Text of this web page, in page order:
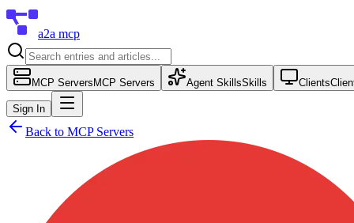
a2a mcp
MCP Servers MCP Servers Agent SkillsSkills Clients
Sign In
Back to MCP Servers